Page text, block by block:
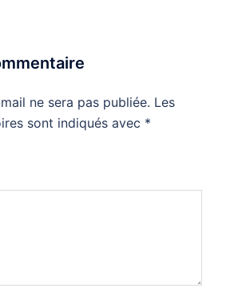
ne sera pas publiée. Les
sont indiqués avec *